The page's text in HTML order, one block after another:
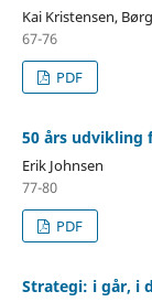
Kai Kristensen,
67-76
PDF
50 års udvikling
Erik Johnsen
77-80
PDF
Strategi: i går, i